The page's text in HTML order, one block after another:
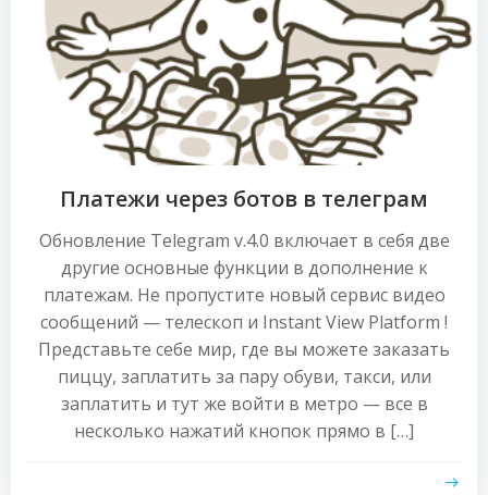
Платежи через ботов в телеграм
Обновление Telegram v.4.0 включает в себя две
другие основные функции в дополнение к
платежам. Не пропустите новый сервис видео
сообщений — телескоп и Instant View Platform !
Представьте себе мир, где вы можете заказать
пиццу, заплатить за пару обуви, такси, или
заплатить и тут же войти в метро — все в
несколько нажатий кнопок прямо в […]